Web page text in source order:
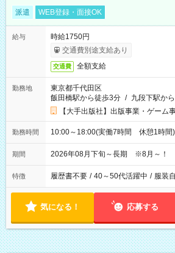
派遣 WEB登録・面接OK
給与
時給1750円
交通費別途支給あり
交通費 全額支給
勤務地
東京都千代田区
飯田橋駅から徒歩3分 / 九段下駅か
【大手出版社】出版事業・ゲーム
勤務時間 10:00～18:00(実働7時間 休憩1時間)
期間 2026年08月下旬～長期 ※8月～！
特徴 履歴書不要 / 40～50代活躍中 / 服装
気になる！ 応募する